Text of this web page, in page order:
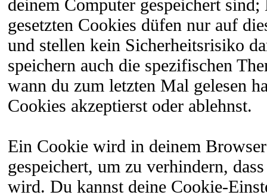
deinem Computer gespeichert
gesetzten Cookies düfen nur auf
und stellen kein Sicherheitsrisiko
speichern auch die spezifischen
wann du zum letzten Mal gelesen
Cookies akzeptierst oder ablehnst.
Ein Cookie wird in deinem
gespeichert, um zu verhindern,
wird. Du kannst deine Cookie-